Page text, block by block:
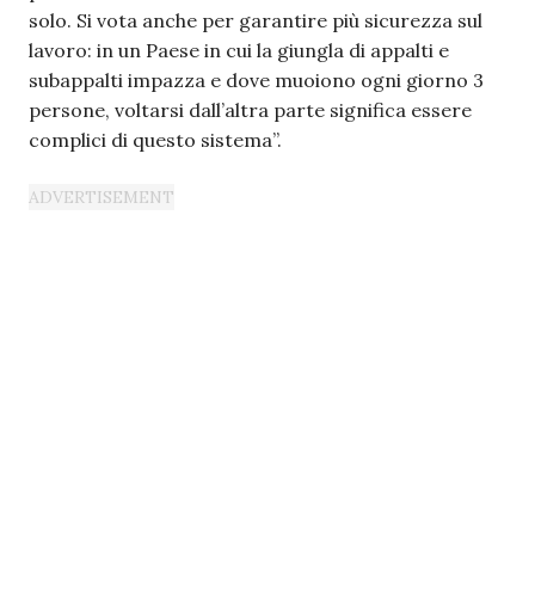
solo. Si vota anche per garantire più sicurezza sul
lavoro: in un Paese in cui la giungla di appalti e
subappalti impazza e dove muoiono ogni giorno 3
persone, voltarsi dall’altra parte significa essere
complici di questo sistema”.